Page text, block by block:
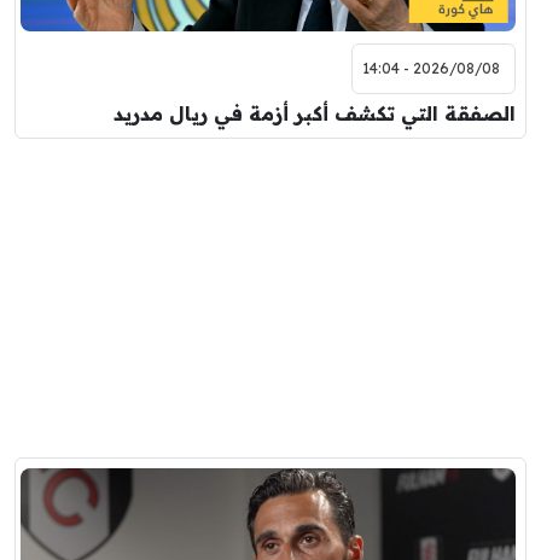
2026/08/08 - 14:04
الصفقة التي تكشف أكبر أزمة في ريال مدريد